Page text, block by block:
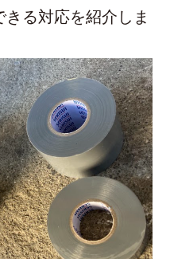
る対応を紹介しま